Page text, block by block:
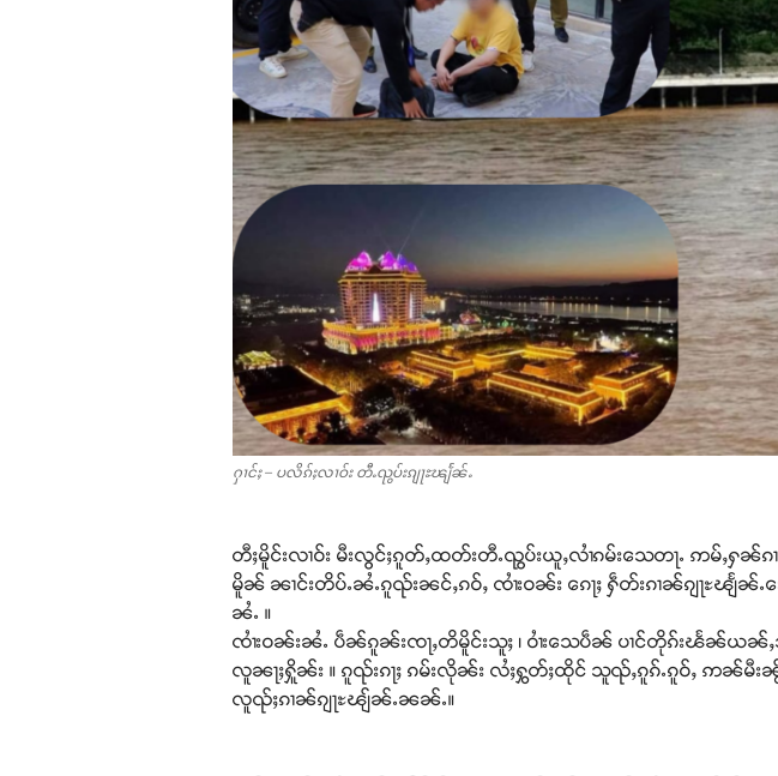
ႁၢင်ႈ – ပလိၵ်ႈလၢဝ်း တီႉၺွပ်းၵျႃႊၽျႅၼ်ႉ
တီႈမိူင်းလၢဝ်း မီးလွင်ႈၵူတ်ႇထတ်းတီႉၺွပ်းယူႇလၢႆၵမ်းသေတႃႉ ဢမ်ႇႁ
မိူၼ် ၼၢင်းတိပ်ႉၼႆႉၵူၺ်းၼင်ႇၵဝ်ႇ ၸၢႆးဝၼ်း ၵေႃႈ ႁဵတ်းၵၢၼ်ၵျႃႊၽျႅၼ်ႉသ
ၼႆႉ ။
ၸၢႆးဝၼ်းၼႆႉ ပဵၼ်ၵူၼ်းၸႃႇတိမိူင်းသူႈ ၊ ဝၢႆးသေပဵၼ် ပၢင်တိုၵ်းၽႅၼ်ယၼ်ႇသို
လူၼႃႈႁိူၼ်း ။ ၵူၺ်းၵႃႈ ၵမ်းလိုၼ်း လႆႈႁွတ်ႈထိုင် သူၺ်ႇၵူၵ်ႉၵူဝ်ႇ ဢၼ်မီးၼႂ်
လူၺ်ႈၵၢၼ်ၵျႃႊၽျ်ၼ်ႉၼၼ်ႉ။